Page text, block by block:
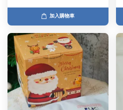
加入購物車